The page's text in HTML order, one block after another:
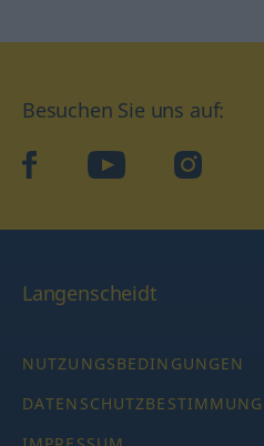
Besuchen Sie uns auf:
facebook YouTube Instagram
Langenscheidt
NUTZUNGSBEDINGUNGEN